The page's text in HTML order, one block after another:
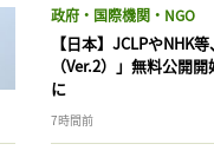
政府・国際機関・NGO
【日本】JCLPやNHK
（Ver.2）」無料公開
に
7時間前